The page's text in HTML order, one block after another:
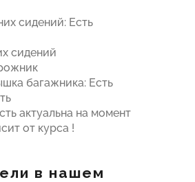
сидений: Есть
сидений
багажника: Есть
актуальна на момент
от курса !
в нашем